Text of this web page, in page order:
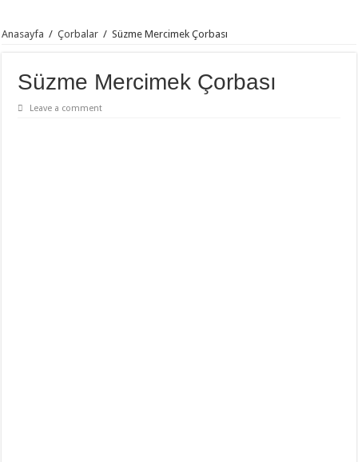
Anasayfa / Çorbalar / Süzme Mercimek Çorbası
Süzme Mercimek Çorbası
Leave a comment